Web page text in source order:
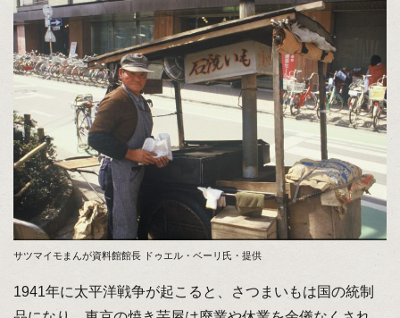
サツマイモまんが資料館館長 ドゥエル・ベーリ氏・提供
1941年に太平洋戦争が起こると、さつまいもは国の統制